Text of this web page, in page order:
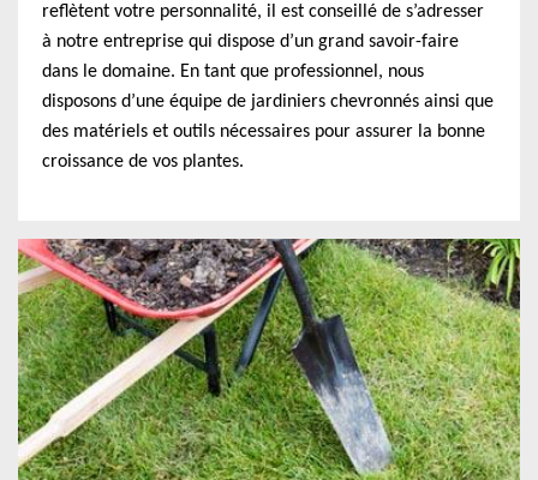
reflètent votre personnalité, il est conseillé de s’adresser
à notre entreprise qui dispose d’un grand savoir-faire
dans le domaine. En tant que professionnel, nous
disposons d’une équipe de jardiniers chevronnés ainsi que
des matériels et outils nécessaires pour assurer la bonne
croissance de vos plantes.